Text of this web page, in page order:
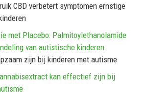
CBD verbetert symptomen ernstige
met Placebo: Palmitoylethanolamide
van autistische kinderen
zijn bij kinderen met autisme
kan effectief zijn bij